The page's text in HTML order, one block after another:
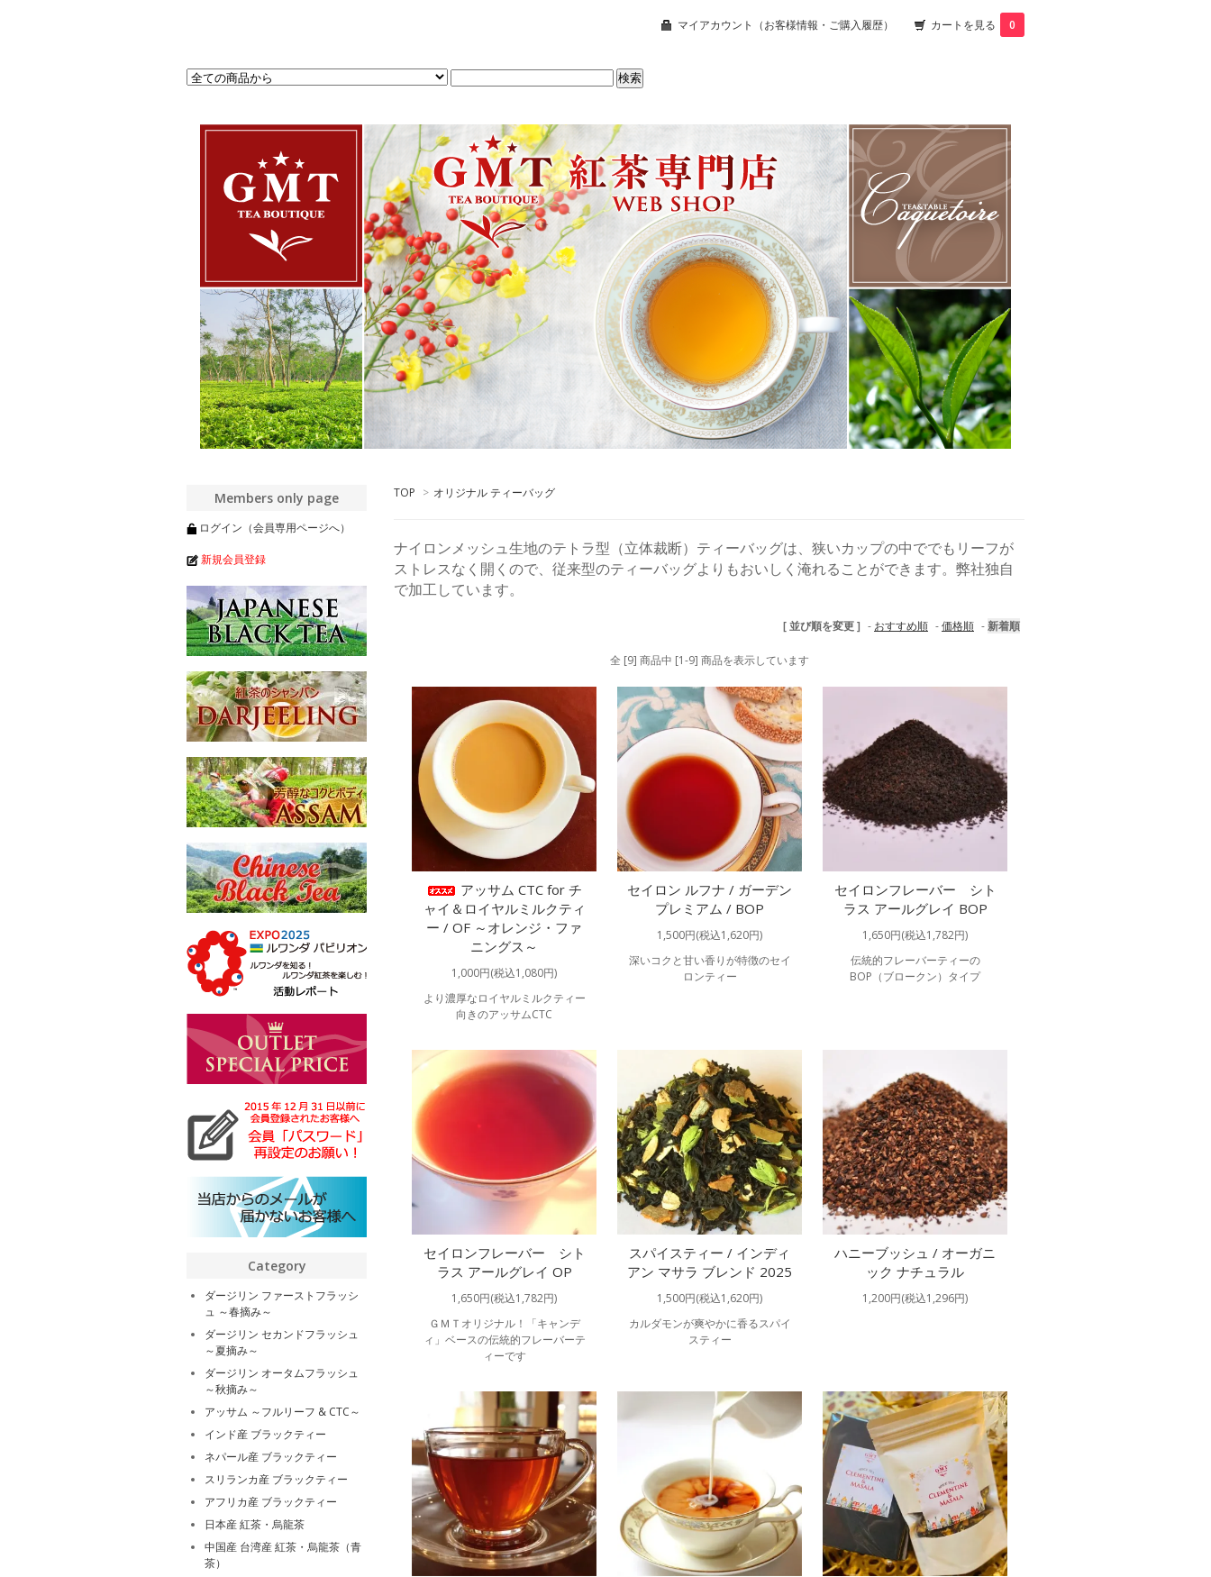
マイアカウント（お客様情報・ご購入履歴） カートを見る 0
TOP > オリジナル ティーバッグ
ナイロンメッシュ生地のテトラ型（立体裁断）ティーバッグは、狭いカップの中ででもリーフが
ストレスなく開くので、従来型のティーバッグよりもおいしく淹れることができます。弊社独自
で加工しています。
[ 並び順を変更 ] - おすすめ順 -価格順 -新着順
全 [9] 商品中 [1-9] 商品を表示しています
アッサム CTC for チ
ャイ＆ロイヤルミルクティ
ー / OF ～オレンジ・ファ
ニングス～
1,000円(税込1,080円)
より濃厚なロイヤルミルクティー
向きのアッサムCTC
セイロン ルフナ / ガーデン
プレミアム / BOP
1,500円(税込1,620円)
深いコクと甘い香りが特徴のセイ
ロンティー
セイロンフレーバー シト
ラス アールグレイ BOP
1,650円(税込1,782円)
伝統的フレーバーティーの
BOP（ブロークン）タイプ
セイロンフレーバー シト
ラス アールグレイ OP
1,650円(税込1,782円)
ＧＭＴオリジナル！「キャンデ
ィ」ベースの伝統的フレーバーテ
ィーです
スパイスティー / インディ
アン マサラ ブレンド 2025
1,500円(税込1,620円)
カルダモンが爽やかに香るスパイ
スティー
ハニーブッシュ / オーガニ
ック ナチュラル
1,200円(税込1,296円)
Members only page
ログイン（会員専用ページへ）
新規会員登録
Category
ダージリン ファーストフラッシ
ュ ～春摘み～
ダージリン セカンドフラッシュ
～夏摘み～
ダージリン オータムフラッシュ
～秋摘み～
アッサム ～フルリーフ & CTC～
インド産 ブラックティー
ネパール産 ブラックティー
スリランカ産 ブラックティー
アフリカ産 ブラックティー
日本産 紅茶・烏龍茶
中国産 台湾産 紅茶・烏龍茶（青
茶）